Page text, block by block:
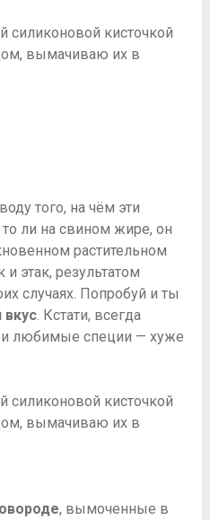
того, на чём эти
ли на свином жире, он
растительном
этак, результатом
случаях. Попробуй и ты
вкус. Кстати, всегда
любимые специи — хуже
, вымоченные в